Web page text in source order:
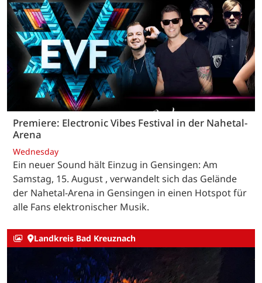
Premiere: Electronic Vibes Festival in der Nahetal-
Arena
Wednesday
Ein neuer Sound hält Einzug in Gensingen: Am
Samstag, 15. August , verwandelt sich das Gelände
der Nahetal-Arena in Gensingen in einen Hotspot für
alle Fans elektronischer Musik.
Landkreis Bad Kreuznach